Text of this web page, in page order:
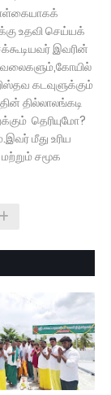
உதவி செய்யக்
இவரின்
கடவுளுக்கும்
தில்லாலங்கடி
தெரியுமோ?
மீது உரிய
சமூக